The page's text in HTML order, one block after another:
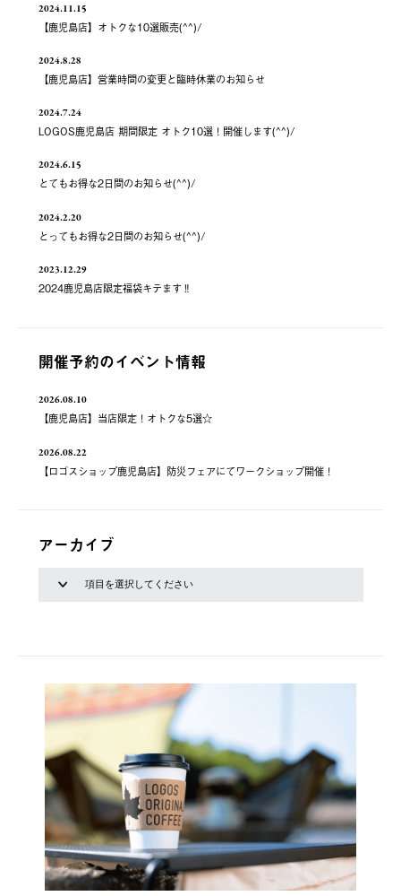
2024.11.15
【鹿児島店】オトクな10選販売(^^)/
2024.8.28
【鹿児島店】営業時間の変更と臨時休業のお知らせ
2024.7.24
LOGOS鹿児島店 期間限定 オトク10選！開催します(^^)/
2024.6.15
とてもお得な2日間のお知らせ(^^)/
2024.2.20
とってもお得な2日間のお知らせ(^^)/
2023.12.29
2024鹿児島店限定福袋キテます‼️
開催予約のイベント情報
2026.08.10
【鹿児島店】当店限定！オトクな5選☆
2026.08.22
【ロゴスショップ鹿児島店】防災フェアにてワークショップ開催！
アーカイブ